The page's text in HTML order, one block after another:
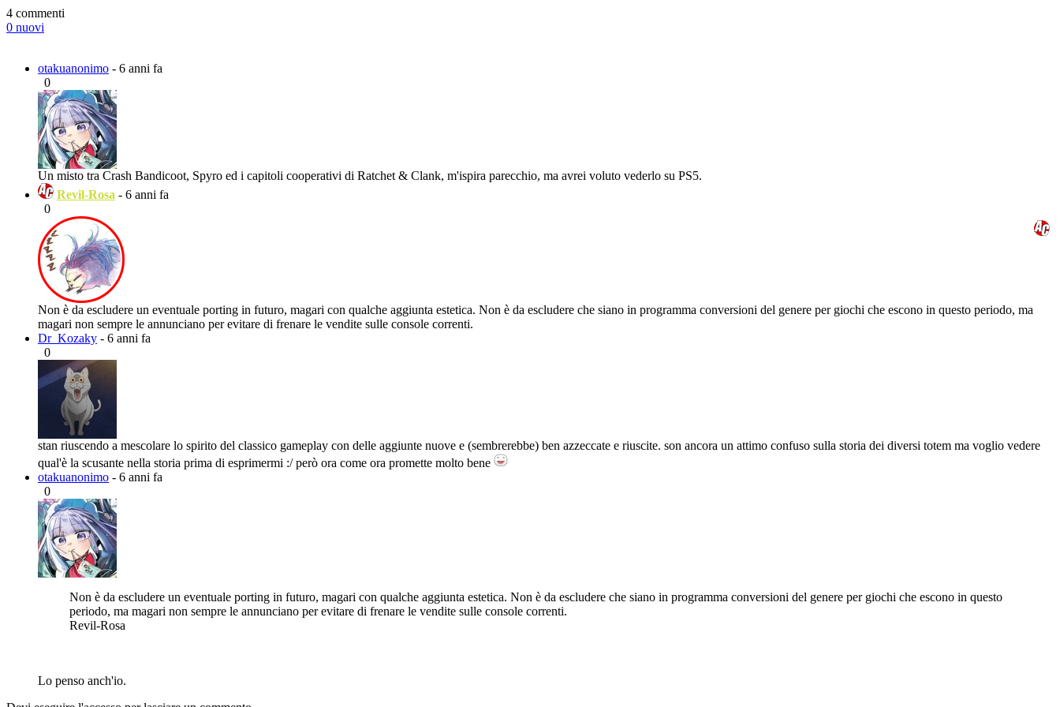
4 commenti
0 nuovi
otakuanonimo - 6 anni fa
0
Un misto tra Crash Bandicoot, Spyro ed i capitoli cooperativi di Ratchet & Clank, m'ispira parecchio, ma avrei voluto vederlo su PS5.
Revil-Rosa - 6 anni fa
0
Non è da escludere un eventuale porting in futuro, magari con qualche aggiunta estetica. Non è da escludere che siano in programma conversioni del genere per giochi che escono in questo periodo, ma
magari non sempre le annunciano per evitare di frenare le vendite sulle console correnti.
Dr_Kozaky - 6 anni fa
0
stan riuscendo a mescolare lo spirito del classico gameplay con delle aggiunte nuove e (sembrerebbe) ben azzeccate e riuscite. son ancora un attimo confuso sulla storia dei diversi totem ma voglio vedere
qual'è la scusante nella storia prima di esprimermi :/ però ora come ora promette molto bene
otakuanonimo - 6 anni fa
0
Non è da escludere un eventuale porting in futuro, magari con qualche aggiunta estetica. Non è da escludere che siano in programma conversioni del genere per giochi che escono in questo
periodo, ma magari non sempre le annunciano per evitare di frenare le vendite sulle console correnti.
Revil-Rosa
Lo penso anch'io.